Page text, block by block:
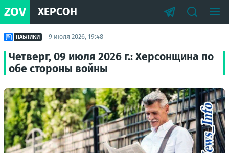
ZOV ХЕРСОН
ПАБЛИКИ 9 июля 2026, 19:48
Четверг, 09 июля 2026 г.: Херсонщина по
обе стороны войны